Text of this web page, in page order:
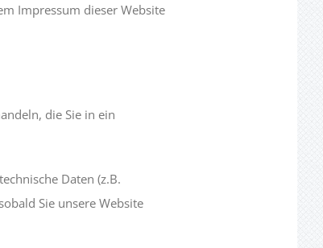
Impressum dieser Website
die Sie in ein
Daten (z.B.
Sie unsere Website